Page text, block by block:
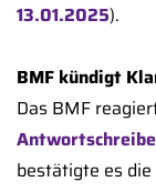
13.01.2025).
BMF kündigt
Das BMF
bestätigte es